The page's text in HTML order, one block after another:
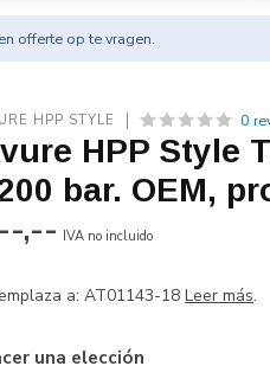
offerte op te vragen.
HPP STYLE 0
HPP Style
bar. OEM,
,-- IVA no incluido
a: AT01143-18Leer más.
una elección